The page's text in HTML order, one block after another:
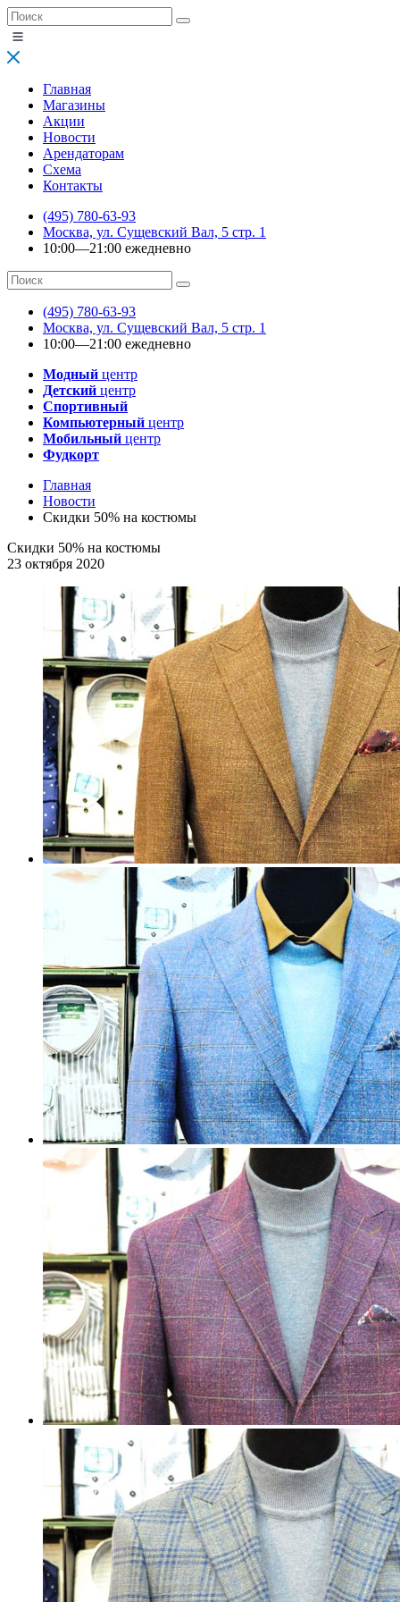
Главная
Магазины
Акции
Новости
Арендаторам
Схема
Контакты
(495) 780-63-93
Москва, ул. Сущевский Вал, 5 стр. 1
10:00—21:00 ежедневно
(495) 780-63-93
Москва, ул. Сущевский Вал, 5 стр. 1
10:00—21:00 ежедневно
Модный центр
Детский центр
Спортивный
Компьютерный центр
Мобильный центр
Фудкорт
Главная
Новости
Скидки 50% на костюмы
Скидки 50% на костюмы
23 октября 2020